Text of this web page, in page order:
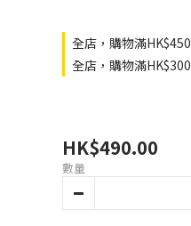
全店，購物滿
全店，購物滿
HK$490.00
數量